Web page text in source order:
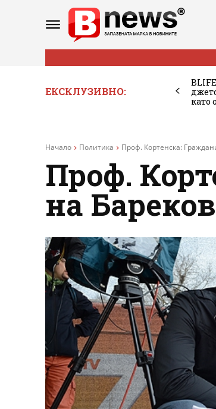
ЕКСКЛУЗИВНО:
като
Начало Политика Проф. Кортенска:
Проф.
на Бареков